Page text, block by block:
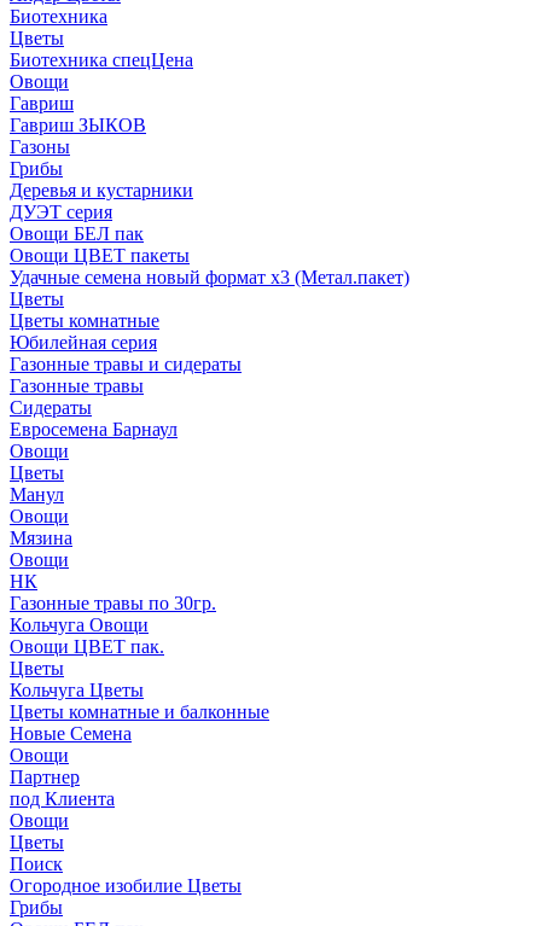
Биотехника
Цветы
Биотехника спецЦена
Овощи
Гавриш
Гавриш ЗЫКОВ
Газоны
Грибы
Деревья и кустарники
ДУЭТ серия
Овощи БЕЛ пак
Овощи ЦВЕТ пакеты
Удачные семена новый формат х3 (Метал.пакет)
Цветы
Цветы комнатные
Юбилейная серия
Газонные травы и сидераты
Газонные травы
Сидераты
Евросемена Барнаул
Овощи
Цветы
Манул
Овощи
Мязина
Овощи
НК
Газонные травы по 30гр.
Кольчуга Овощи
Овощи ЦВЕТ пак.
Цветы
Кольчуга Цветы
Цветы комнатные и балконные
Новые Семена
Овощи
Партнер
под Клиента
Овощи
Цветы
Поиск
Огородное изобилие Цветы
Грибы